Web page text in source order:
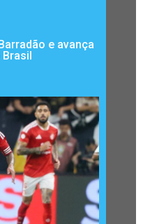
e avança
Brasil